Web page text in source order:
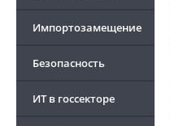
Импортозамещение
Безопасность
ИТ в госсекторе